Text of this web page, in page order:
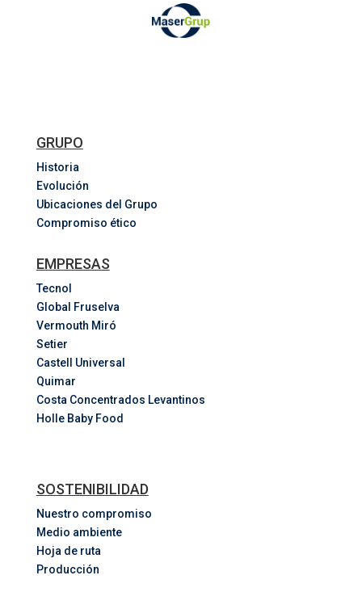
GRUPO
Historia
Evolución
Ubicaciones del Grupo
Compromiso ético
EMPRESAS
Tecnol
Global Fruselva
Vermouth Miró
Setier
Castell Universal
Quimar
Costa Concentrados Levantinos
Holle Baby Food
SOSTENIBILIDAD
Nuestro compromiso
Medio ambiente
Hoja de ruta
Producción